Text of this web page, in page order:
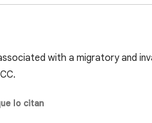
with a migratory and
lo citan